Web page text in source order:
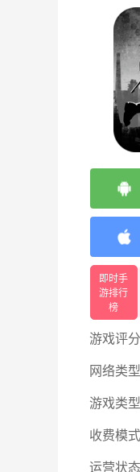
即时手
游排行
榜
游戏评分
网络类型
游戏类型
收费模式
运营状态